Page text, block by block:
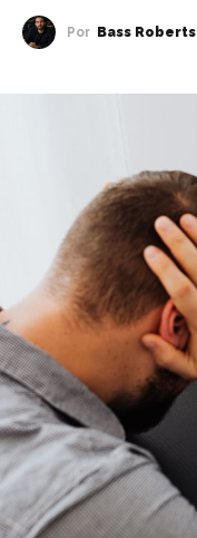
Por Bass Roberts